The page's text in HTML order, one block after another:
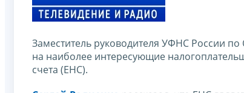
Заместитель руководителя УФНС России по
на наиболее интересующие
счета (ЕНС).